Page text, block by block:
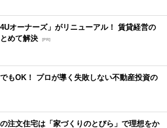
オーナーズ」がリニューアル！ 賃貸経営の
めて解決 [PR]
もOK！ プロが導く失敗しない不動産投資の
注文住宅は「家づくりのとびら」で理想をか